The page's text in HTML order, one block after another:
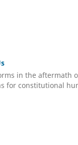
in the aftermath
for constitutional